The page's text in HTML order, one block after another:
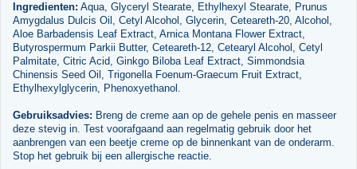
Ingredienten: Aqua, Glyceryl Stearate, Ethylhexyl Stearate, Prunus
Amygdalus Dulcis Oil, Cetyl Alcohol, Glycerin, Ceteareth-20, Alcohol,
Aloe Barbadensis Leaf Extract, Arnica Montana Flower Extract,
Butyrospermum Parkii Butter, Ceteareth-12, Cetearyl Alcohol, Cetyl
Palmitate, Citric Acid, Ginkgo Biloba Leaf Extract, Simmondsia
Chinensis Seed Oil, Trigonella Foenum-Graecum Fruit Extract,
Ethylhexylglycerin, Phenoxyethanol.
Gebruiksadvies: Breng de creme aan op de gehele penis en masseer
deze stevig in. Test voorafgaand aan regelmatig gebruik door het
aanbrengen van een beetje creme op de binnenkant van de onderarm.
Stop het gebruik bij een allergische reactie.